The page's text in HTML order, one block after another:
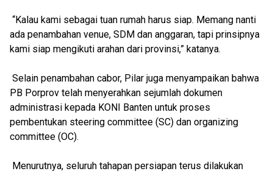
“Kalau kami sebagai tuan rumah harus siap. Memang nanti
ada penambahan venue, SDM dan anggaran, tapi prinsipnya
kami siap mengikuti arahan dari provinsi,” katanya.
Selain penambahan cabor, Pilar juga menyampaikan bahwa
PB Porprov telah menyerahkan sejumlah dokumen
administrasi kepada KONI Banten untuk proses
pembentukan steering committee (SC) dan organizing
committee (OC).
Menurutnya, seluruh tahapan persiapan terus dilakukan